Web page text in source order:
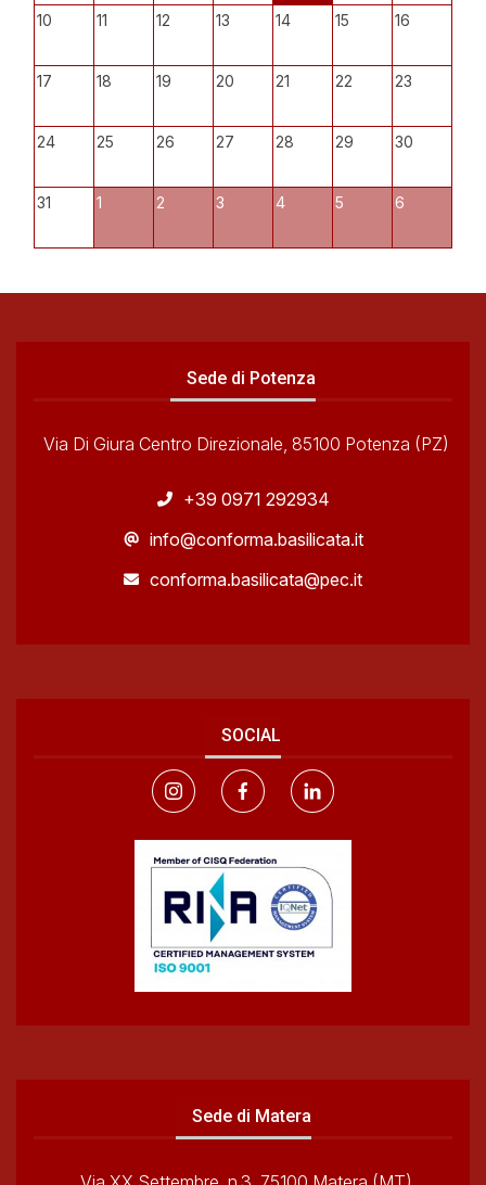
10 11 12 13 14 15 16
17 18 19 20 21 22 23
24 25 26 27 28 29 30
31 1 2 3 4 5 6
Sede di Potenza
Via Di Giura Centro Direzionale, 85100 Potenza (PZ)
+39 0971 292934
info@conforma.basilicata.it
conforma.basilicata@pec.it
SOCIAL
Sede di Matera